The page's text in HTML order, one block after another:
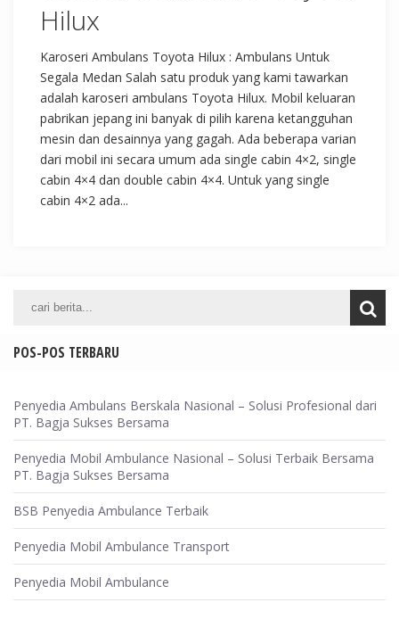
Hilux
Karoseri Ambulans Toyota Hilux : Ambulans Untuk
Segala Medan Salah satu produk yang kami tawarkan
adalah karoseri ambulans Toyota Hilux. Mobil keluaran
pabrikan jepang ini banyak di pilih karena ketangguhan
mesin dan desainnya yang gagah. Ada beberapa varian
dari mobil ini secara umum ada single cabin 4×2, single
cabin 4×4 dan double cabin 4×4. Untuk yang single
cabin 4×2 ada...
POS-POS TERBARU
Penyedia Ambulans Berskala Nasional – Solusi Profesional dari
PT. Bagja Sukses Bersama
Penyedia Mobil Ambulance Nasional – Solusi Terbaik Bersama
PT. Bagja Sukses Bersama
BSB Penyedia Ambulance Terbaik
Penyedia Mobil Ambulance Transport
Penyedia Mobil Ambulance